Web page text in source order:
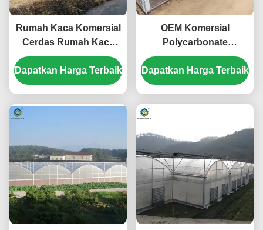
Rumah Kaca Komersial
Cerdas Rumah Kaca
Sayuran Kerangka
Lanjutan
Dapatkan Harga Terbaik
OEM Komersial
Polycarbonate
Greenhouse Kits Single
Span Greenhouse
Sayuran Benih
Dapatkan Harga Terbaik